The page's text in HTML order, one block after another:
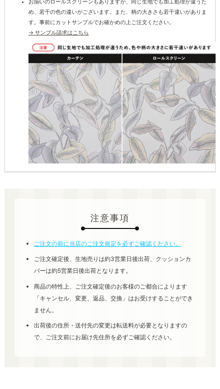
お揃いのロールスクリーンもありますが、同じ生地でも加工処理が違うた
め、若干の色の違いがございます。また、柄の大きさも若干違いがありま
す。事前にカットサンプルでお確かめの上ご注文ください。
→ サンプル請求はこちら
注意事項
ご注文の前に当店のご注文規定を必ずご確認ください。
ご注文確定後、生地売りは約3営業日後出荷、クッションカ
バーは約5営業日後出荷となります。
商品の特性上、ご注文確定後のお客様のご都合によります
「キャンセル、変更、返品、交換」はお受けすることができ
ません。
出荷後の住所・送付先の変更は転送料が必要となりますの
で、ご注文前にお届け先住所を必ずご確認ください。